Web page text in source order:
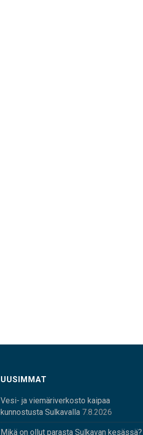
UUSIMMAT
Vesi- ja viemäriverkosto kaipaa
kunnostusta Sulkavalla 7.8.2026
Mikä on ollut parasta Sulkavan kesässä?